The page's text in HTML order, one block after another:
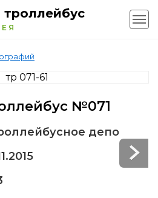
№071
депо